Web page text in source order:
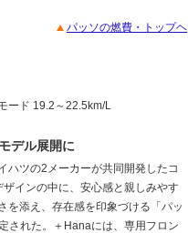
パッソの燃費・トップヘ
ード 19.2～22.5km/L
デル展開に
ハツの2メーカーが共同開発したコ
インの中に、安心感と親しみやす
を添え、存在感を印象づける「パッ
された。＋Hanaには、専用フロン